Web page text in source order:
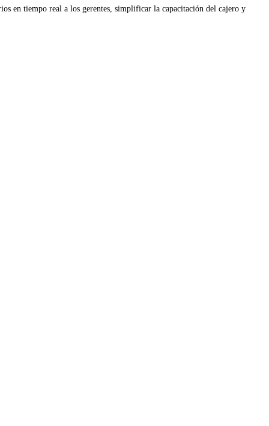
en tiempo real a los gerentes, simplificar la capacitación del cajero y